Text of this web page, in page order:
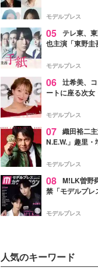
ャスト発表
モデルプレス
05 テレ東、
也主演「東野圭
モデルプレス
06 辻希美、
ートに座る次女
ぎ」「成長を感
モデルプレス
07 織田裕二
N.E.W.」趣里
徴する“謎のキー
モデルプレス
08 M!LK曽野
禁「モデルプレ
モデルプレス
人気のキーワード